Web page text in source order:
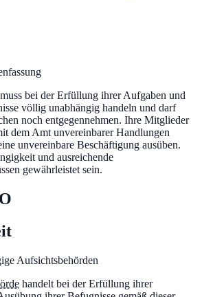
bei der Erfüllung ihrer Aufgaben und
völlig unabhängig handeln und darf
noch entgegennehmen. Ihre Mitglieder
dem Amt unvereinbarer Handlungen
unvereinbare Beschäftigung ausüben.
und ausreichende
gewährleistet sein.
Aufsichtsbehörden
handelt bei der Erfüllung ihrer